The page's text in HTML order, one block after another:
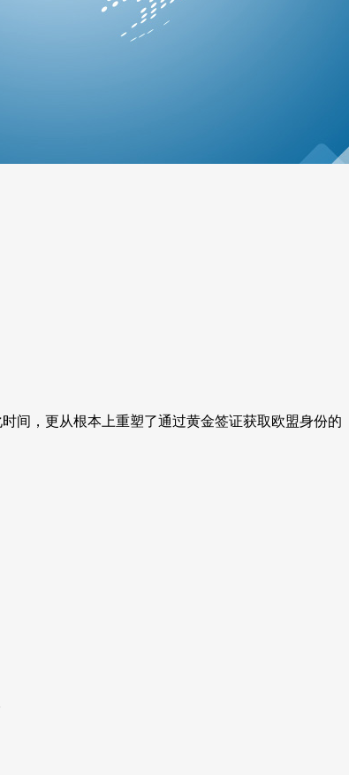
间，更从根本上重塑了通过黄金签证获取欧盟身份的